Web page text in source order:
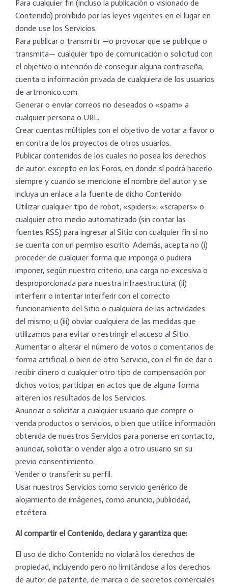
Para cualquier fin (incluso la publicación o visionado de
Contenido) prohibido por las leyes vigentes en el lugar en
donde use los Servicios.
Para publicar o transmitir —o provocar que se publique o
transmita— cualquier tipo de comunicación o solicitud con
el objetivo o intención de conseguir alguna contraseña,
cuenta o información privada de cualquiera de los usuarios
de artmonico.com.
Generar o enviar correos no deseados o «spam» a
cualquier persona o URL.
Crear cuentas múltiples con el objetivo de votar a favor o
en contra de los proyectos de otros usuarios.
Publicar contenidos de los cuales no posea los derechos
de autor, excepto en los Foros, en donde sí podrá hacerlo
siempre y cuando se mencione el nombre del autor y se
incluya un enlace a la fuente de dicho Contenido.
Utilizar cualquier tipo de robot, «spiders», «scrapers» o
cualquier otro medio automatizado (sin contar las
fuentes RSS) para ingresar al Sitio con cualquier fin si no
se cuenta con un permiso escrito. Además, acepta no (i)
proceder de cualquier forma que imponga o pudiera
imponer, según nuestro criterio, una carga no excesiva o
desproporcionada para nuestra infraestructura; (ii)
interferir o intentar interferir con el correcto
funcionamiento del Sitio o cualquiera de las actividades
del mismo; u (iii) obviar cualquiera de las medidas que
utilizamos para evitar o restringir el acceso al Sitio.
Aumentar o alterar el número de votos o comentarios de
forma artificial, o bien de otro Servicio, con el fin de dar o
recibir dinero o cualquier otro tipo de compensación por
dichos votos; participar en actos que de alguna forma
alteren los resultados de los Servicios.
Anunciar o solicitar a cualquier usuario que compre o
venda productos o servicios, o bien que utilice información
obtenida de nuestros Servicios para ponerse en contacto,
anunciar, solicitar o vender algo a otro usuario sin su
previo consentimiento.
Vender o transferir su perfil.
Usar nuestros Servicios como servicio genérico de
alojamiento de imágenes, como anuncio, publicidad,
etcétera.
Al compartir el Contenido, declara y garantiza que:
El uso de dicho Contenido no violará los derechos de
propiedad, incluyendo pero no limitándose a los derechos
de autor, de patente, de marca o de secretos comerciales